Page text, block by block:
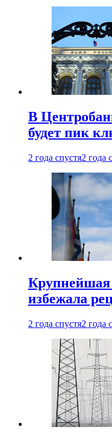
В
будет пик
2 года спустя2 года
избежала
2 года спустя2 года